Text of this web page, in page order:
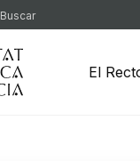
Buscar
El